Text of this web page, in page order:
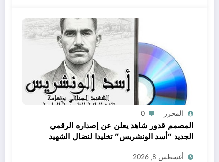
المحرر 0
المصمم قدور شاهد يعلن عن إصداره الرقمي
الجديد “أسد الونشريس” تخليدا لنضال الشهيد
الجيلالي بونعامة
أغسطس 8, 2026